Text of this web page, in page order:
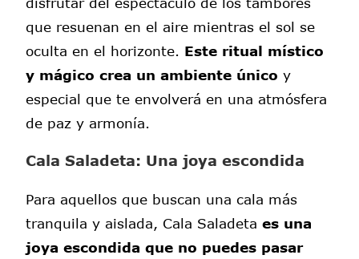
que resuenan en el aire mientras el sol se
oculta en el horizonte. Este ritual místico
y mágico crea un ambiente único y
especial que te envolverá en una atmósfera
de paz y armonía.
Cala Saladeta: Una joya escondida
Para aquellos que buscan una cala más
tranquila y aislada, Cala Saladetaes una
joya escondida que no puedes pasar